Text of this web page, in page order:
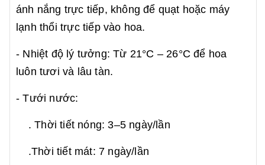
ánh nắng trực tiếp, không để quạt hoặc máy
lạnh thổi trực tiếp vào hoa.
- Nhiệt độ lý tưởng: Từ 21°C – 26°C để hoa
luôn tươi và lâu tàn.
- Tưới nước:
. Thời tiết nóng: 3–5 ngày/lần
.Thời tiết mát: 7 ngày/lần